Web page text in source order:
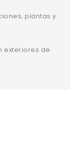
plantas y
exteriores de